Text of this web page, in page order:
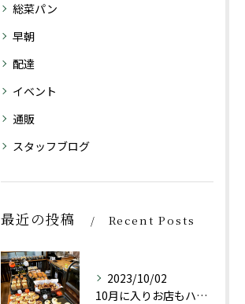
総菜パン
早朝
配達
イベント
通販
スタッフブログ
最近の投稿 Recent Posts
2023/10/02
10月に入りお店もハロウィン仕様にしております👻